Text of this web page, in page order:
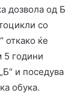
дозвола од Б
со
откако ќе
5 години
и поседува
обука.